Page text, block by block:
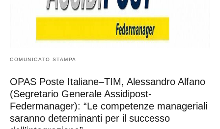
COMUNICATO STAMPA
OPAS Poste Italiane–TIM, Alessandro Alfano
(Segretario Generale Assidipost-
Federmanager): “Le competenze manageriali
saranno determinanti per il successo